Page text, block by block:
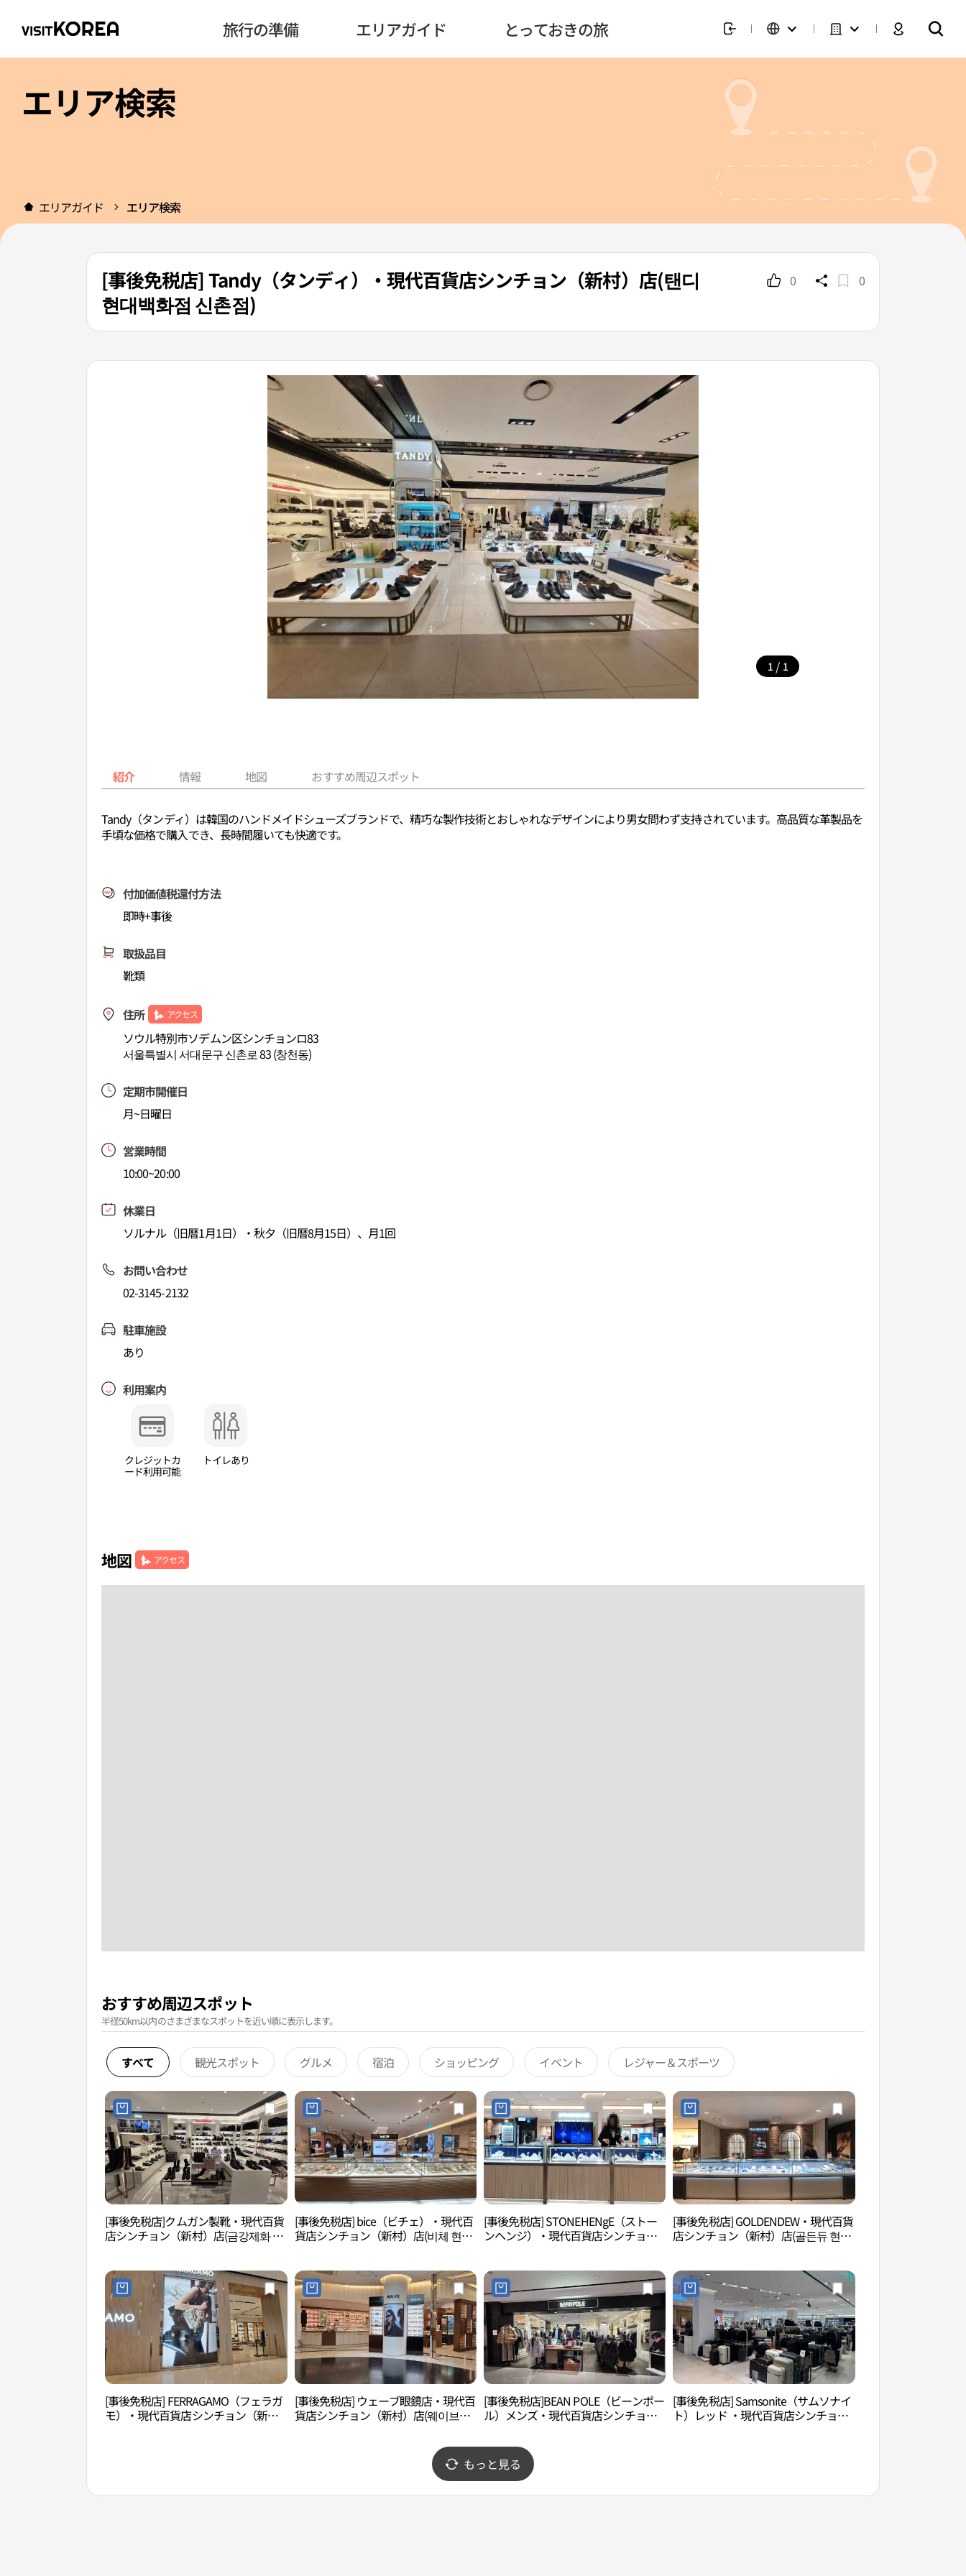
旅行の準備 エリアガイド とっておきの旅
エリア検索
エリアガイド エリア検索
[事後免税店] Tandy（タンディ）・現代百貨店シンチョン（新村）店(탠디
현대백화점 신촌점)
0 0
1 / 1
紹介 情報 地図 おすすめ周辺スポット
Tandy（タンディ）は韓国のハンドメイドシューズブランドで、精巧な製作技術とおしゃれなデザインにより男女問わず支持されています。高品質な革製品を
手頃な価格で購入でき、長時間履いても快適です。
付加価値税還付方法
即時+事後
取扱品目
靴類
住所 アクセス
ソウル特別市ソデムン区シンチョンロ83
서울특별시 서대문구 신촌로 83 (창천동)
定期市開催日
月~日曜日
営業時間
10:00~20:00
休業日
ソルナル（旧暦1月1日）・秋夕（旧暦8月15日）、月1回
お問い合わせ
02-3145-2132
駐車施設
あり
利用案内
クレジットカ
ード利用可能
トイレあり
地図 アクセス
おすすめ周辺スポット
半径50km以内のさまざまなスポットを近い順に表示します。
すべて 観光スポット グルメ 宿泊 ショッピング イベント レジャー＆スポーツ
[事後免税店]クムガン製靴・現代百貨
店シンチョン（新村）店(금강제화 현
[事後免税店] bice（ビチェ）・現代百
貨店シンチョン（新村）店(비체 현대
[事後免税店] STONEHENgE（ストー
ンヘンジ）・現代百貨店シンチョン
[事後免税店] GOLDENDEW・現代百貨
店シンチョン（新村）店(골든듀 현대
[事後免税店] FERRAGAMO（フェラガ
モ）・現代百貨店シンチョン（新
[事後免税店] ウェーブ眼鏡店・現代百
貨店シンチョン（新村）店(웨이브안
[事後免税店]BEAN POLE（ビーンポー
ル）メンズ・現代百貨店シンチョン
점)
[事後免税店] Samsonite（サムソナイ
ト）レッド ・現代百貨店シンチョン
もっと見る